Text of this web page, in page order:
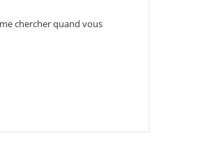
chercher quand vous